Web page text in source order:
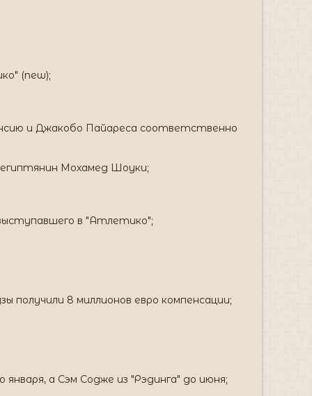
(new);
и Джакобо Пайареса соответственно
Мохамед Шоуки;
в "Атлетико";
8 миллионов евро компенсации;
а Сэм Содже из "Рэдинга" до июня;